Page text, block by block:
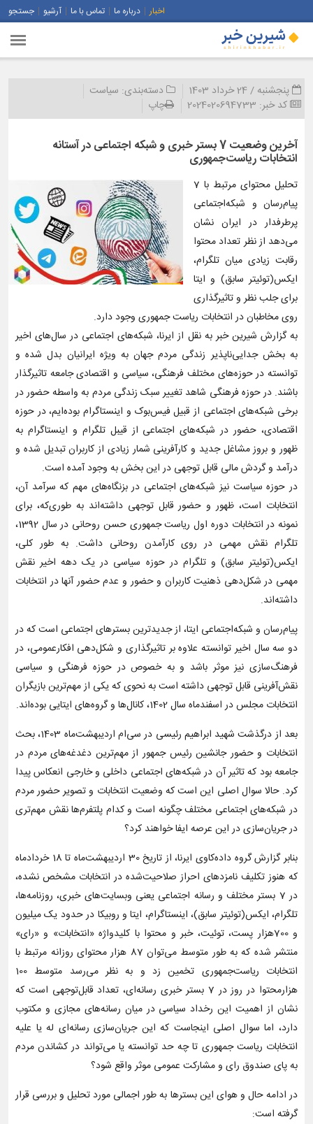
اخبار درباره ما تماس با ما آرشیو جستجو
پنجشنبه / 24 خرداد 1403 دسته‌بندی: سیاست
کد خبر: 2024020694733 چاپ
آخرین وضعیت 7 بستر خبری و شبکه‌ اجتماعی در آستانه
انتخابات ریاست‌جمهوری
تحلیل محتوای مرتبط با 7
پیام‌رسان و شبکه‌اجتماعی
پرطرفدار در ایران نشان
می‌دهد از نظر تعداد محتوا
رقابت زیادی میان تلگرام،
ایکس(توئیتر سابق) و ایتا
برای جلب نظر و تاثیرگذاری
روی مخاطبان در انتخابات ریاست جمهوری وجود دارد.
به گزارش شیرین خبر به نقل از ایرنا، شبکه‌های اجتماعی در سال‌های اخیر
به بخش جدایی‌ناپذیر زندگی مردم جهان به ویژه ایرانیان بدل شده و
توانسته در حوزه‌های مختلف فرهنگی، سیاسی و اقتصادی جامعه تاثیرگذار
باشند. در حوزه فرهنگی شاهد تغییر سبک زندگی مردم به واسطه حضور در
برخی شبکه‌های اجتماعی از قبیل فیس‌بوک و اینستاگرام بوده‌ایم، در حوزه
اقتصادی، حضور در شبکه‌های اجتماعی از قیبل تلگرام و اینستاگرام به
ظهور و بروز مشاغل جدید و کارآفرینی شمار زیادی از کاربران تبدیل شده و
درآمد و گردش مالی قابل توجهی در این بخش به وجود آمده است.
در حوزه سیاست نیز شبکه‌های اجتماعی در بزنگاه‌های مهم که سرآمد آن،
انتخابات است، ظهور و حضور قابل توجهی داشته‌اند به طوری‌که، برای
نمونه در انتخابات دوره اول ریاست جمهوری حسن روحانی در سال 1392،
تلگرام نقش مهمی در روی کارآمدن روحانی داشت. به طور کلی،
ایکس‌(توئیتر سابق) و تلگرام در حوزه سیاسی در یک دهه اخیر نقش
مهمی در شکل‌دهی ذهنیت کاربران و حضور و عدم حضور آنها در انتخابات
داشته‌اند.
پیام‌رسان و شبکه‌اجتماعی ایتا، از جدیدترین بسترهای اجتماعی است که در
دو سه سال اخیر توانسته علاوه بر تاثیرگذاری و شکل‌دهی افکارعمومی، در
فرهنگ‌سازی نیز موثر باشد و به خصوص در حوزه فرهنگی و سیاسی
نقش‌آفرینی قابل توجهی داشته است به نحوی که یکی از مهم‌ترین بازیگران
انتخابات مجلس در اسفندماه سال 1402، کانال‌ها و گروه‌های ایتایی بوده‌اند.
بعد از درگذشت شهید ابراهیم رئیسی در سی‌ام اردیبهشت‌ماه 1403، بحث
انتخابات و حضور جانشین رئیس جمهور از مهم‌ترین دغدغه‌های مردم در
جامعه بود که تاثیر آن در شبکه‌های اجتماعی داخلی و خارجی انعکاس پیدا
کرد. حالا سوال اصلی این است که وضعیت انتخابات و تصویر حضور مردم
در شبکه‌های اجتماعی مختلف چگونه است و کدام پلتفرم‌ها نقش مهم‌تری
در جریان‌سازی در این عرصه ایفا خواهند کرد؟
بنابر گزارش گروه داده‌کاوی ایرنا، از تاریخ 30 اردیبهشت‌ماه تا 18 خردادماه
که هنوز تکلیف نامزدهای احراز صلاحیت‌شده در انتخابات مشخص نشده،
در 7 بستر مختلف و رسانه‌ اجتماعی یعنی وبسایت‌های خبری، روزنامه‌ها،
تلگرام، ایکس‌(توئیتر سابق)، اینستاگرام، ایتا و روبیکا در حدود یک میلیون
و 700‌هزار پست، توئیت، خبر و محتوا با کلیدواژه «انتخابات» و «رای»
منتشر شده که به طور متوسط می‌توان 87 هزار محتوای روزانه مرتبط با
انتخابات ریاست‌جمهوری تخمین زد و به نظر می‌رسد متوسط 100
هزارمحتوا در روز در 7 بستر خبری رسانه‌ای، تعداد قابل‌توجهی است که
نشان از اهمیت این رخداد سیاسی در میان رسانه‌های مجازی و مکتوب
دارد، اما سوال اصلی اینجاست که این جریان‌سازی رسانه‌ای له یا علیه
انتخابات ریاست جمهوری تا چه حد توانسته یا می‌تواند در کشاندن مردم
به پای صندوق رای و مشارکت عمومی موثر واقع شود؟
در ادامه حال و هوای این بسترها به طور اجمالی مورد تحلیل و بررسی قرار
گرفته است: